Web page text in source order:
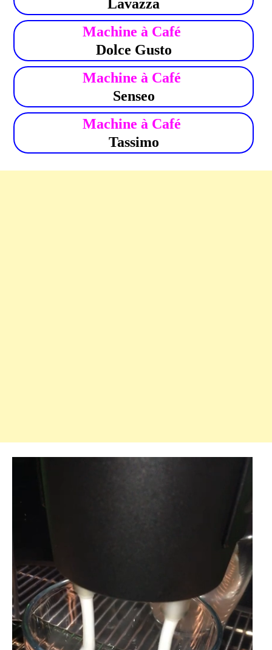
Lavazza
Machine à Café
Dolce Gusto
Machine à Café
Senseo
Machine à Café
Tassimo